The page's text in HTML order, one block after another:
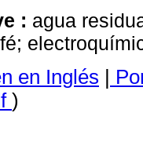
: agua
en Inglés |
)